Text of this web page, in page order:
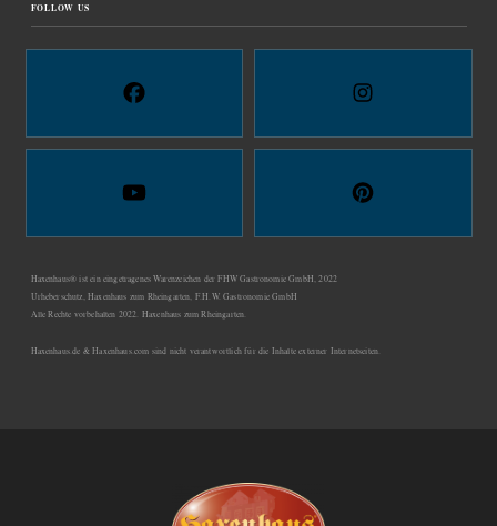
FOLLOW US
Haxenhaus® ist ein eingetragenes Warenzeichen der FHW Gastronomie GmbH, 2022
Urheberschutz, Haxenhaus zum Rheingarten, F.H.W. Gastronomie GmbH
Alle Rechte vorbehalten 2022. Haxenhaus zum Rheingarten.
Haxenhaus.de & Haxenhaus.com sind nicht verantwortlich für die Inhalte externer Internetseiten.